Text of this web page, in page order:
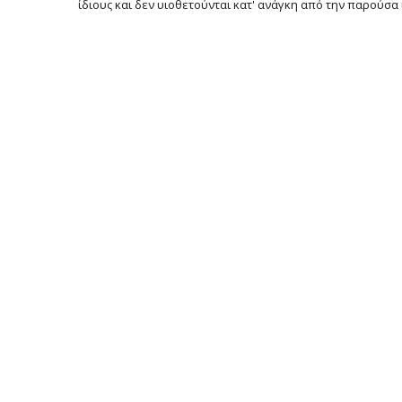
ίδιους και δεν υιοθετούνται κατ' ανάγκη από την παρούσα